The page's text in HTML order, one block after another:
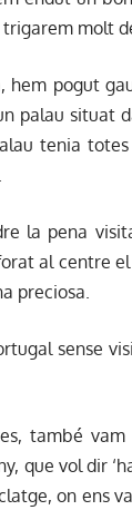
molt
hem pogut
palau situat
tenia
la pena
al centre
preciosa.
sense
també vam
que vol dir
on ens